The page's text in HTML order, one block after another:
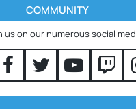
COMMUNITY
us on our numerous social